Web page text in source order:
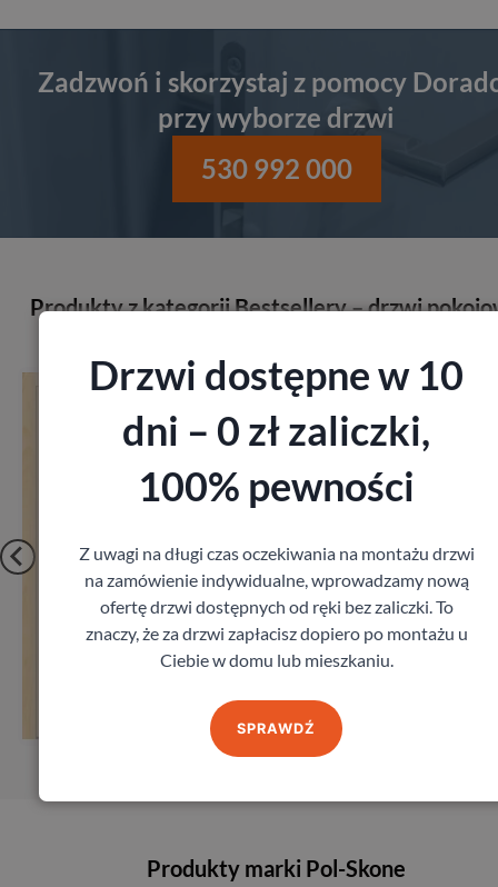
Zadzwoń i skorzystaj z pomocy
przy wyborze drzwi
530 992 000
Produkty z kategorii Bestsellery – drzwi
Drzwi DRE Lux bezprzylgowe
1 080,00zł
Zobacz
Produkty marki Pol-Skone
Drzwi dostępne w 10
dni – 0 zł zaliczki,
100% pewności
Z uwagi na długi czas oczekiwania na montażu drzwi
na zamówienie indywidualne, wprowadzamy nową
ofertę drzwi dostępnych od ręki bez zaliczki. To
znaczy, że za drzwi zapłacisz dopiero po montażu u
Ciebie w domu lub mieszkaniu.
SPRAWDŹ